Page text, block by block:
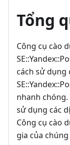
Tổng
Công cụ cào
cách sử dụng
nhanh
sử dụng các
Công cụ cào
gia của